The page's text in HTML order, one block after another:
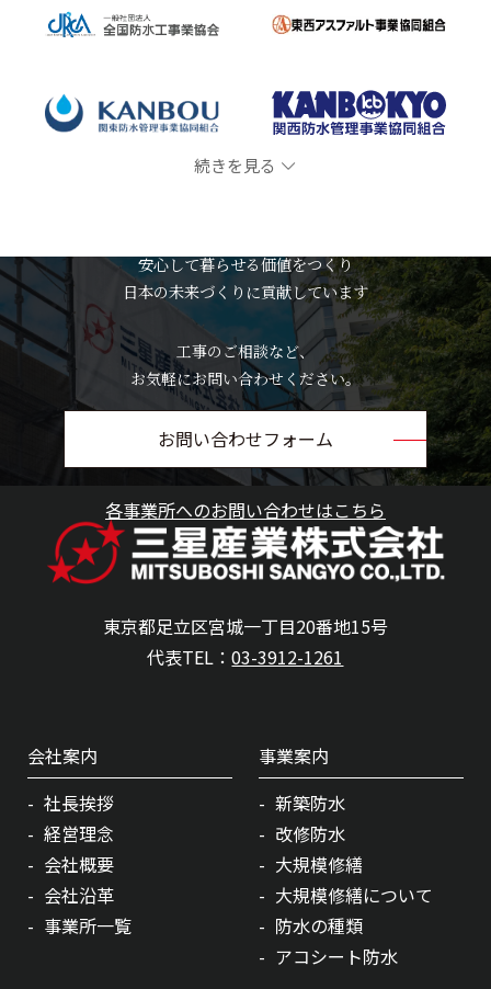
続きを見る
安心して暮らせる価値をつくり
日本の未来づくりに貢献しています
工事のご相談など、
お気軽にお問い合わせください。
お問い合わせフォーム
各事業所へのお問い合わせはこちら
東京都足立区宮城一丁目20番地15号
代表TEL：03-3912-1261
会社案内
社長挨拶
経営理念
会社概要
会社沿革
事業所一覧
事業案内
新築防水
改修防水
大規模修繕
大規模修繕について
防水の種類
アコシート防水